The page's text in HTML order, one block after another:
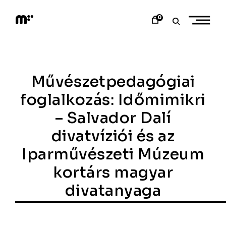
content
0
Művészetpedagógiai
foglalkozás: Időmimikri
– Salvador Dalí
divatvíziói és az
Iparművészeti Múzeum
kortárs magyar
divatanyaga